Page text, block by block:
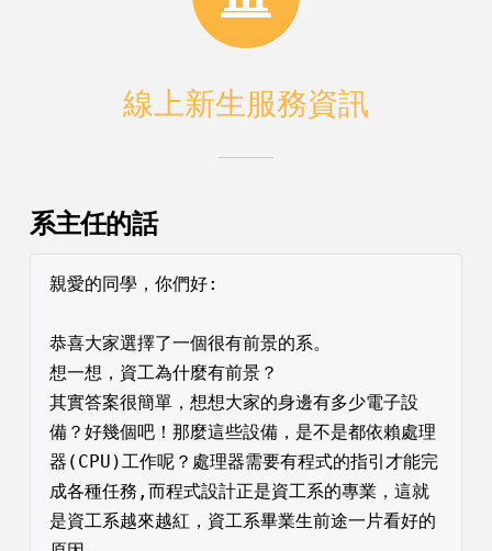
線上新生服務資訊
系主任的話
親愛的同學，你們好:
恭喜大家選擇了一個很有前景的系。
想一想，資工為什麼有前景？
其實答案很簡單，想想大家的身邊有多少電子設
備？好幾個吧！那麼這些設備，是不是都依賴處理
器(CPU)工作呢？處理器需要有程式的指引才能完
成各種任務,而程式設計正是資工系的專業，這就
是資工系越來越紅，資工系畢業生前途一片看好的